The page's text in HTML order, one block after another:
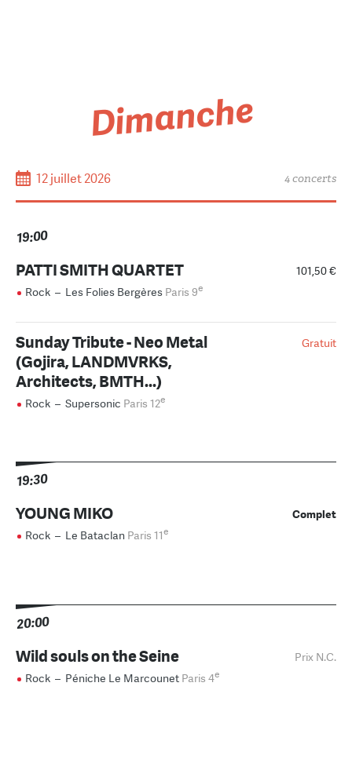
Dimanche
12 juillet 2026 4 concerts
19:00
101,50 €
PATTI SMITH QUARTET
Rock – Les Folies Bergères Paris 9e
Gratuit
Sunday Tribute - Neo Metal
(Gojira, LANDMVRKS,
Architects, BMTH...)
Rock – Supersonic Paris 12e
19:30
Complet
YOUNG MIKO
Rock – Le Bataclan Paris 11e
20:00
Prix N.C.
Wild souls on the Seine
Rock – Péniche Le Marcounet Paris 4e